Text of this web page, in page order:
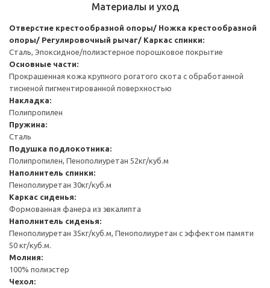
Материалы и уход
Отверстие крестообразной опоры/ Ножка крестообразной
опоры/ Регулировочный рычаг/ Каркас спинки:
Сталь, Эпоксидное/полиэстерное порошковое покрытие
Основные части:
Прокрашенная кожа крупного рогатого скота с обработанной
тисненой пигментированной поверхностью
Накладка:
Полипропилен
Пружина:
Сталь
Подушка подлокотника:
Полипропилен, Пенополиуретан 52кг/куб.м
Наполнитель спинки:
Пенополиуретан 30кг/куб.м
Каркас сиденья:
Формованная фанера из эвкалипта
Наполнитель сиденья:
Пенополиуретан 35кг/куб.м, Пенополиуретан с эффектом памяти
50 кг/куб.м.
Молния:
100% полиэстер
Чехол: